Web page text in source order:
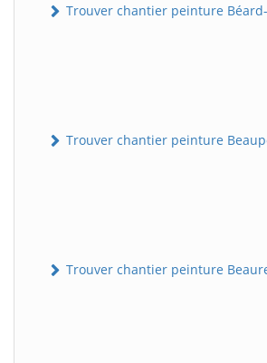
Trouver chantier peinture
Trouver chantier peinture
Trouver chantier peinture